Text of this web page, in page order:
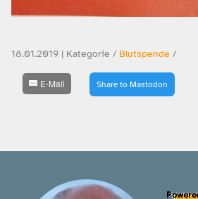
18.01.2019 | Kategorie / Blutspende /
E-Mail Share to Mastodon